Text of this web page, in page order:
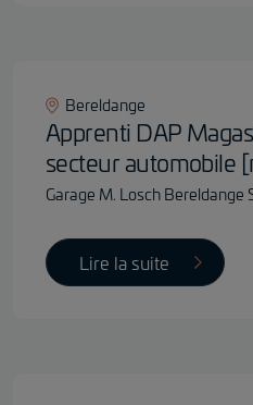
Bereldange
Apprenti DAP
secteur automobile
Garage M. Losch Bereldange
Lire la suite